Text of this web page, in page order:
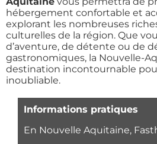
hébergement confortable et
explorant les nombreuses
culturelles de la région. Que
d’aventure, de détente ou de
gastronomiques, la Nouvelle-
destination incontournable
inoubliable.
Informations pratiques
En Nouvelle Aquitaine,